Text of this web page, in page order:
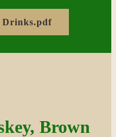
Drinks.pdf
Brown